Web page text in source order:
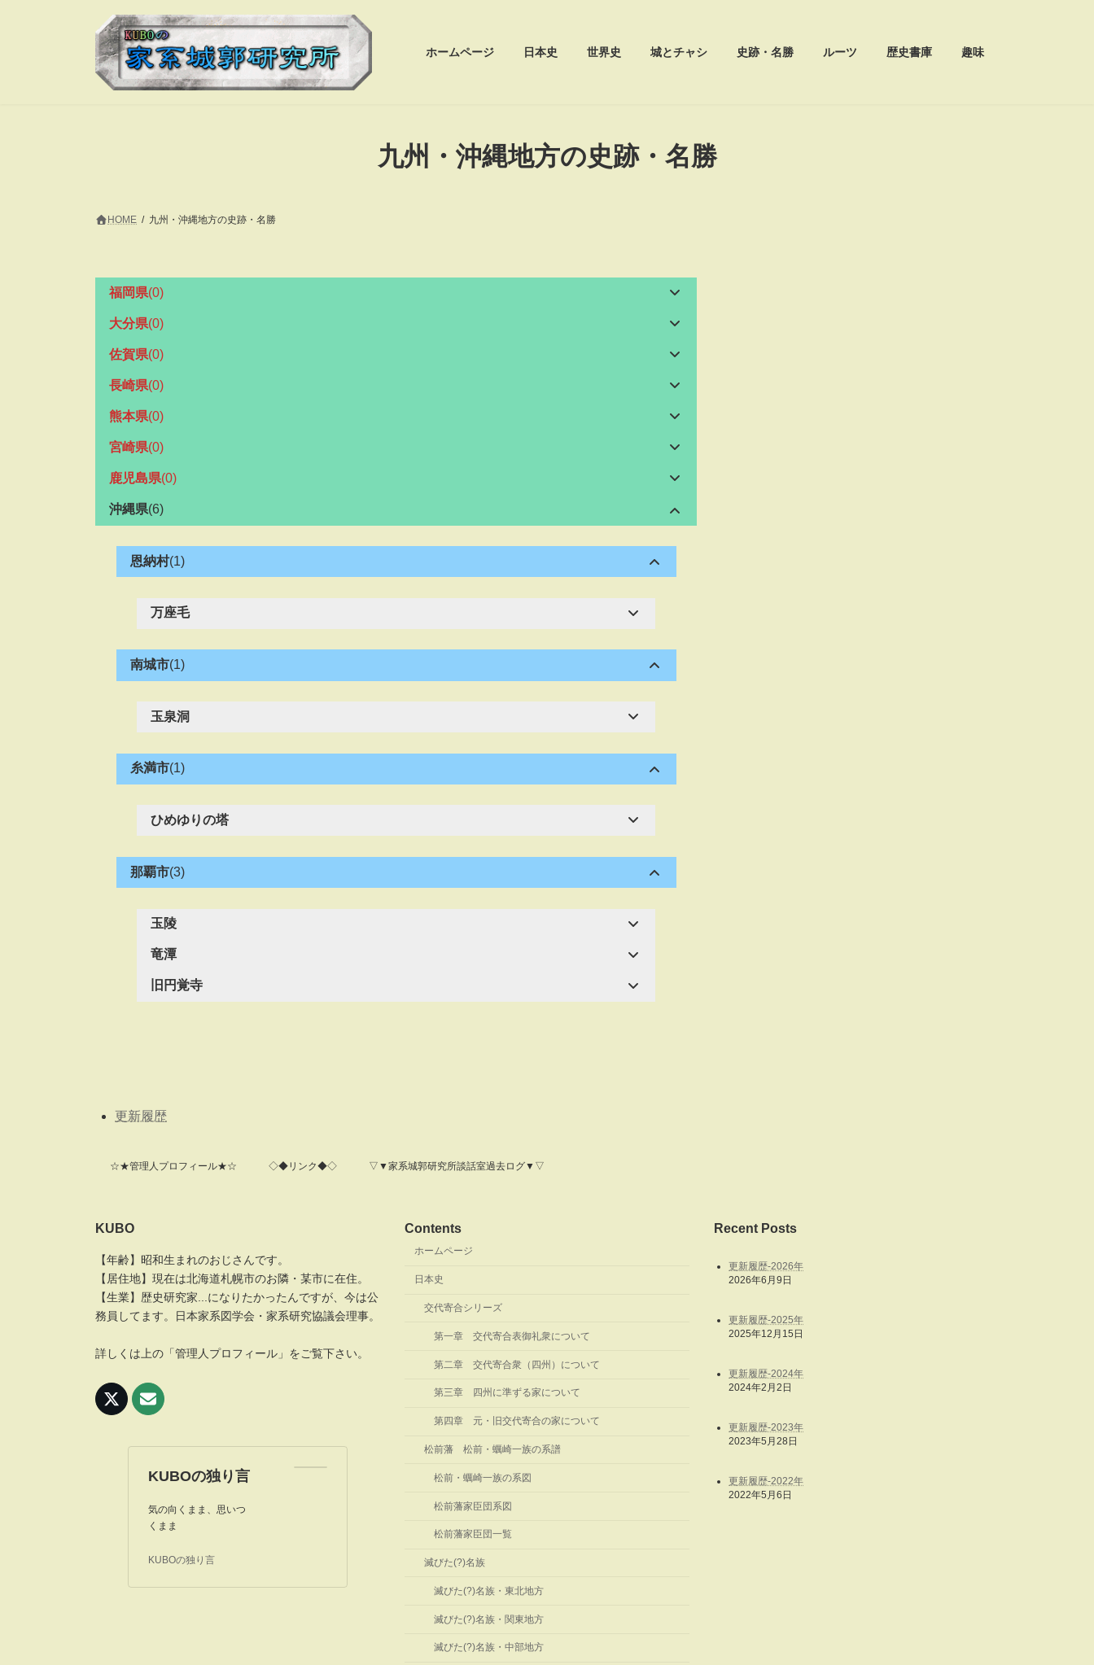
ホームページ 日本史 世界史 城とチャシ 史跡・名勝 ルーツ 歴史書庫 趣味
九州・沖縄地方の史跡・名勝
HOME 九州・沖縄地方の史跡・名勝
福岡県(0)
大分県(0)
佐賀県(0)
長崎県(0)
熊本県(0)
宮崎県(0)
鹿児島県(0)
沖縄県(6)
恩納村(1)
万座毛
南城市(1)
玉泉洞
糸満市(1)
ひめゆりの塔
那覇市(3)
玉陵
竜潭
旧円覚寺
更新履歴
☆★管理人プロフィール★☆ ◇◆リンク◆◇ ▽▼家系城郭研究所談話室過去ログ▼▽
KUBO
【年齢】昭和生まれのおじさんです。
【居住地】現在は北海道札幌市のお隣・某市に在住。
【生業】歴史研究家...になりたかったんですが、今は公
務員してます。日本家系図学会・家系研究協議会理事。
詳しくは上の「管理人プロフィール」をご覧下さい。
KUBOの独り言
気の向くまま、思いつ
くまま
KUBOの独り言
Contents
ホームページ
日本史
交代寄合シリーズ
第一章 交代寄合表御礼衆について
第二章 交代寄合衆（四州）について
第三章 四州に準ずる家について
第四章 元・旧交代寄合の家について
松前藩 松前・蠣崎一族の系譜
松前・蠣崎一族の系図
松前藩家臣団系図
松前藩家臣団一覧
滅びた(?)名族
滅びた(?)名族・東北地方
滅びた(?)名族・関東地方
滅びた(?)名族・中部地方
Recent Posts
更新履歴‐2026年
2026年6月9日
更新履歴‐2025年
2025年12月15日
更新履歴‐2024年
2024年2月2日
更新履歴‐2023年
2023年5月28日
更新履歴‐2022年
2022年5月6日